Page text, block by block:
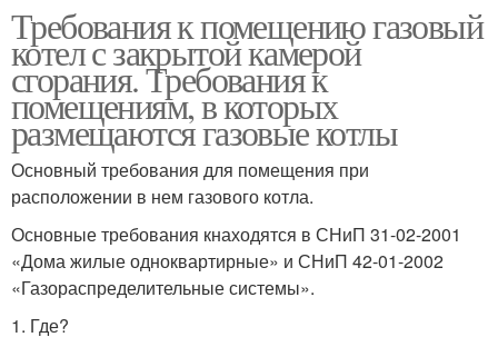
Требования к помещению газовый
котел с закрытой камерой
сгорания. Требования к
помещениям, в которых
размещаются газовые котлы
Основный требования для помещения при
расположении в нем газового котла.
Основные требования кнаходятся в СНиП 31-02-2001
«Дома жилые одноквартирные» и СНиП 42-01-2002
«Газораспределительные системы».
1. Где?